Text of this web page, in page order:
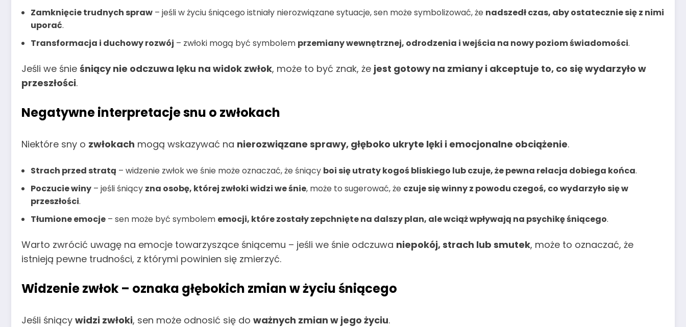
Zamknięcie trudnych spraw – jeśli w życiu śniącego istniały nierozwiązane sytuacje, sen może symbolizować, że nadszedł czas, aby ostatecznie się z nimi
uporać.
Transformacja i duchowy rozwój – zwłoki mogą być symbolem przemiany wewnętrznej, odrodzenia i wejścia na nowy poziom świadomości.
Jeśli we śnie śniący nie odczuwa lęku na widok zwłok, może to być znak, że jest gotowy na zmiany i akceptuje to, co się wydarzyło w
przeszłości.
Negatywne interpretacje snu o zwłokach
Niektóre sny o zwłokach mogą wskazywać na nierozwiązane sprawy, głęboko ukryte lęki i emocjonalne obciążenie.
Strach przed stratą – widzenie zwłok we śnie może oznaczać, że śniący boi się utraty kogoś bliskiego lub czuje, że pewna relacja dobiega końca.
Poczucie winy – jeśli śniący zna osobę, której zwłoki widzi we śnie, może to sugerować, że czuje się winny z powodu czegoś, co wydarzyło się w
przeszłości.
Tłumione emocje – sen może być symbolem emocji, które zostały zepchnięte na dalszy plan, ale wciąż wpływają na psychikę śniącego.
Warto zwrócić uwagę na emocje towarzyszące śniącemu – jeśli we śnie odczuwa niepokój, strach lub smutek, może to oznaczać, że
istnieją pewne trudności, z którymi powinien się zmierzyć.
Widzenie zwłok – oznaka głębokich zmian w życiu śniącego
Jeśli śniący widzi zwłoki, sen może odnosić się do ważnych zmian w jego życiu.